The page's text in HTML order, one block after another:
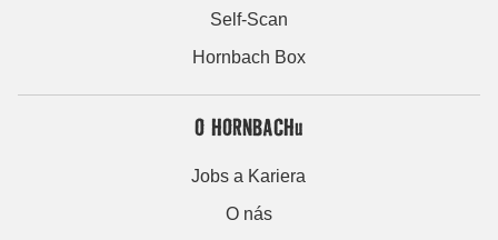
Self-Scan
Hornbach Box
O HORNBACHu
Jobs a Kariera
O nás